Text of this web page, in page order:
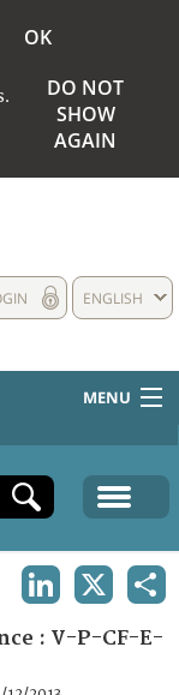
OK
DO NOT
SHOW
AGAIN
ENGLISH
MENU
: V-P-CF-E-